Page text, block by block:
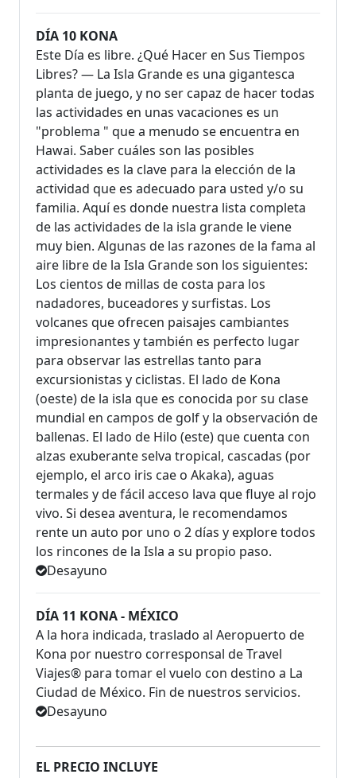
DÍA 10 KONA
Este Día es libre. ¿Qué Hacer en Sus Tiempos
Libres? — La Isla Grande es una gigantesca
planta de juego, y no ser capaz de hacer todas
las actividades en unas vacaciones es un
"problema " que a menudo se encuentra en
Hawai. Saber cuáles son las posibles
actividades es la clave para la elección de la
actividad que es adecuado para usted y/o su
familia. Aquí es donde nuestra lista completa
de las actividades de la isla grande le viene
muy bien. Algunas de las razones de la fama al
aire libre de la Isla Grande son los siguientes:
Los cientos de millas de costa para los
nadadores, buceadores y surfistas. Los
volcanes que ofrecen paisajes cambiantes
impresionantes y también es perfecto lugar
para observar las estrellas tanto para
excursionistas y ciclistas. El lado de Kona
(oeste) de la isla que es conocida por su clase
mundial en campos de golf y la observación de
ballenas. El lado de Hilo (este) que cuenta con
alzas exuberante selva tropical, cascadas (por
ejemplo, el arco iris cae o Akaka), aguas
termales y de fácil acceso lava que fluye al rojo
vivo. Si desea aventura, le recomendamos
rente un auto por uno o 2 días y explore todos
los rincones de la Isla a su propio paso.
Desayuno
DÍA 11 KONA - MÉXICO
A la hora indicada, traslado al Aeropuerto de
Kona por nuestro corresponsal de Travel
Viajes® para tomar el vuelo con destino a La
Ciudad de México. Fin de nuestros servicios.
Desayuno
EL PRECIO INCLUYE